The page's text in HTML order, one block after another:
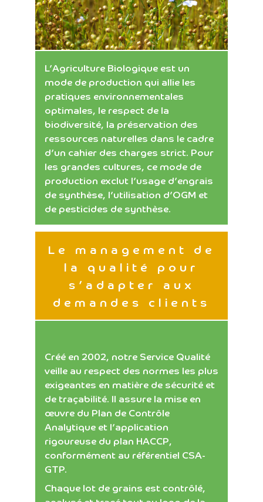
L’Agriculture Biologique est un
mode de production qui allie les
pratiques environnementales
optimales, le respect de la
biodiversité, la préservation des
ressources naturelles dans le cadre
d’un cahier des charges strict. Pour
les grandes cultures, ce mode de
production exclut l’usage d’engrais
de synthèse, l’utilisation d’OGM et
de pesticides de synthèse.
Le management de
la qualité pour
s’adapter aux
demandes clients
Créé en 2002, notre Service Qualité
veille au respect des normes les plus
exigeantes en matière de sécurité et
de traçabilité. Il assure la mise en
œuvre du Plan de Contrôle
Analytique et l’application
rigoureuse du plan HACCP,
conformément au référentiel CSA-
GTP.
Chaque lot de grains est contrôlé,